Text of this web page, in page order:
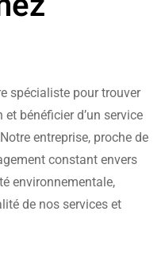
spécialiste pour trouver
bénéficier d’un service
entreprise, proche de
constant envers
environnementale,
de nos services et